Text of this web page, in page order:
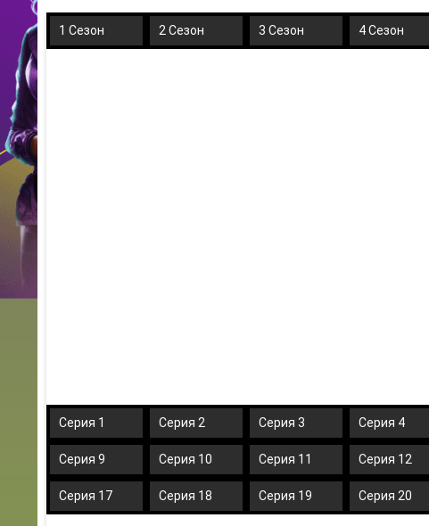
1 Сезон 2 Сезон 3 Сезон 4 Сезон
Серия 1 Серия 2 Серия 3 Серия 4
Серия 9 Серия 10 Серия 11 Серия 12
Серия 17 Серия 18 Серия 19 Серия 20